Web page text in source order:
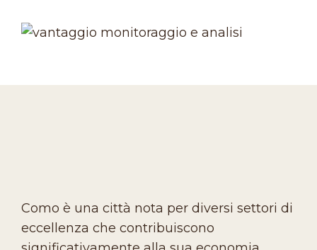
Como è una città nota per diversi settori di
eccellenza che contribuiscono